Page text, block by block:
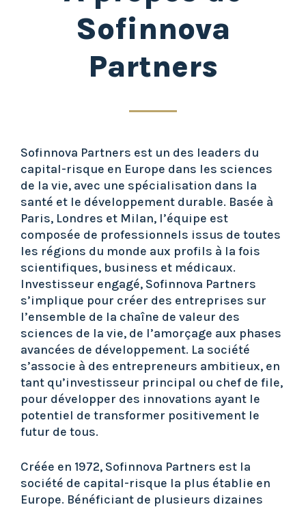
Sofinnova
Partners
Sofinnova Partners est un des leaders du
capital-risque en Europe dans les sciences
de la vie, avec une spécialisation dans la
santé et le développement durable. Basée à
Paris, Londres et Milan, l’équipe est
composée de professionnels issus de toutes
les régions du monde aux profils à la fois
scientifiques, business et médicaux.
Investisseur engagé, Sofinnova Partners
s’implique pour créer des entreprises sur
l’ensemble de la chaîne de valeur des
sciences de la vie, de l’amorçage aux phases
avancées de développement. La société
s’associe à des entrepreneurs ambitieux, en
tant qu’investisseur principal ou chef de file,
pour développer des innovations ayant le
potentiel de transformer positivement le
futur de tous.
Créée en 1972, Sofinnova Partners est la
société de capital-risque la plus établie en
Europe. Bénéficiant de plusieurs dizaines